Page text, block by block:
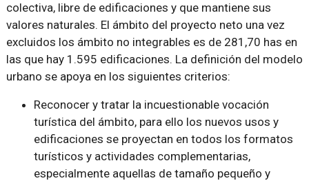
colectiva, libre de edificaciones y que mantiene sus
valores naturales. El ámbito del proyecto neto una vez
excluidos los ámbito no integrables es de 281,70 has en
las que hay 1.595 edificaciones. La definición del modelo
urbano se apoya en los siguientes criterios:
Reconocer y tratar la incuestionable vocación
turística del ámbito, para ello los nuevos usos y
edificaciones se proyectan en todos los formatos
turísticos y actividades complementarias,
especialmente aquellas de tamaño pequeño y